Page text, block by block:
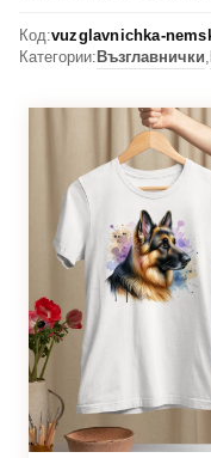
Код:vuzglavnichka-
Категории: Възглавнички,